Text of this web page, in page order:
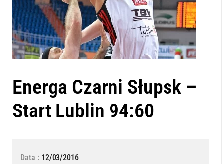
Energa Czarni Słupsk –
Start Lublin 94:60
Data : 12/03/2016